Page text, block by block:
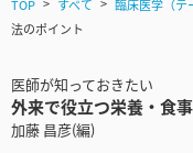
TOP すべて 臨床医学（テ
法のポイント
医師が知っておきたい
外来で役立つ栄養・食
加藤 昌彦(編)